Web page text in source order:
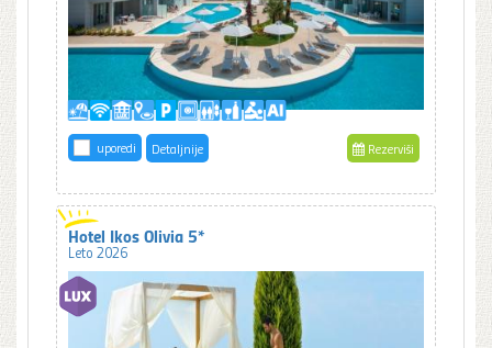
uporedi Detaljnije Rezerviši
Hotel Ikos Olivia 5*
Leto 2026